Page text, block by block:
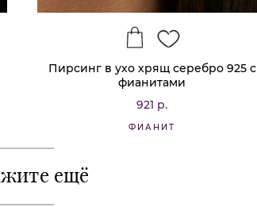
Пирсинг в ухо хрящ серебро 925 с
фианитами
921 р.
ФИАНИТ
ещё